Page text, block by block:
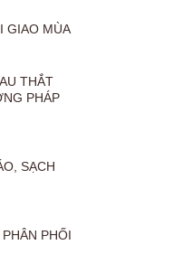
GIAO MÙA
THẮT
PHÁP
SẠCH
PHỐI